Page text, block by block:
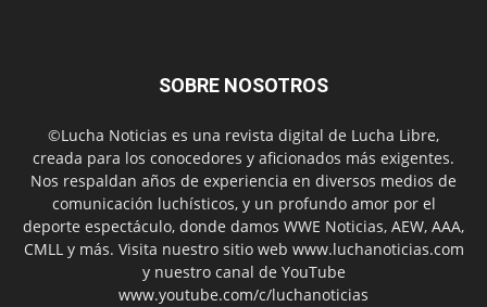
SOBRE NOSOTROS
©Lucha Noticias es una revista digital de Lucha Libre,
creada para los conocedores y aficionados más exigentes.
Nos respaldan años de experiencia en diversos medios de
comunicación luchísticos, y un profundo amor por el
deporte espectáculo, donde damos WWE Noticias, AEW, AAA,
CMLL y más. Visita nuestro sitio web www.luchanoticias.com
y nuestro canal de YouTube
www.youtube.com/c/luchanoticias